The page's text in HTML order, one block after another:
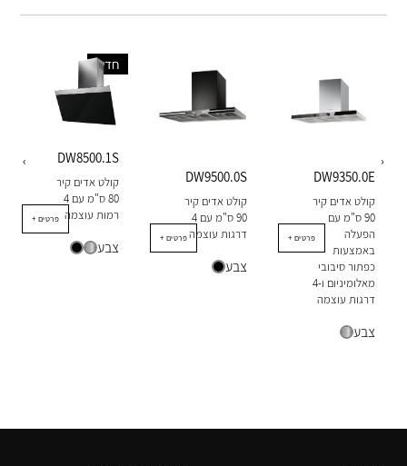
‹
חדש
DW8500.1S
קולט אדים קיר
80 ​​ס"מ עם 4
רמות עוצמה
צבע
+ פרטים
DW9500.0S
קולט אדים קיר
90 ס"מ עם 4
דרגות עוצמה
צבע
+ פרטים
DW9350.0E
קולט אדים קיר
90 ס"מ עם
הפעלה
באמצעות
כפתור סיבובי
מאלומיניום ו-4
דרגות עוצמה
צבע
+ פרטים
›